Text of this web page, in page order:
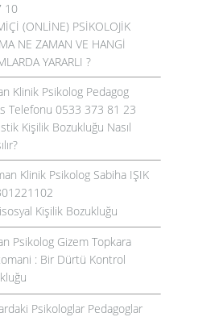
10
(ONLİNE) PSİKOLOJİK
NE ZAMAN VE HANGİ
YARARLI ?
Klinik Psikolog Pedagog
Telefonu 0533 373 81 23
Kişilik Bozukluğu Nasıl
Klinik Psikolog Sabiha IŞIK
Kişilik Bozukluğu
Psikolog Gizem Topkara
: Bir Dürtü Kontrol
Psikologlar Pedagoglar